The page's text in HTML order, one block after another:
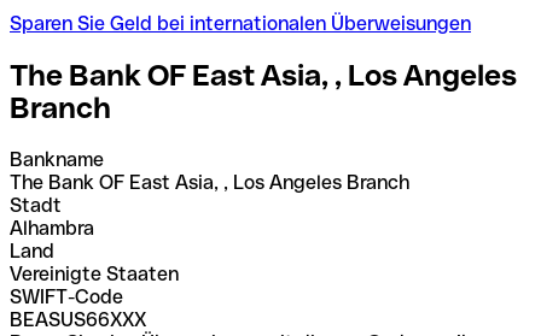
Sparen Sie Geld bei internationalen Überweisungen
The Bank OF East Asia, , Los Angeles
Branch
Bankname
The Bank OF East Asia, , Los Angeles Branch
Stadt
Alhambra
Land
Vereinigte Staaten
SWIFT-Code
BEASUS66XXX